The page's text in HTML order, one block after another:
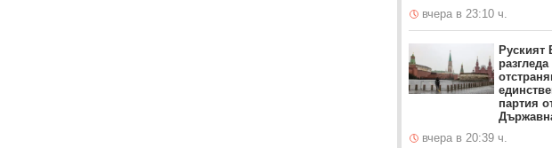
вчера в 23:10 ч.
разгледа
партия
вчера в 20:39 ч.